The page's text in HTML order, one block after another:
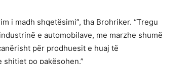
i madh shqetësimi”, tha Brohriker. “Tregu
e automobilave, me marzhe shumë
për prodhuesit e huaj të
po pakësohen.”